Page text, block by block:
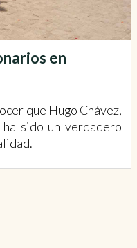
en
que Hugo Chávez,
sido un verdadero